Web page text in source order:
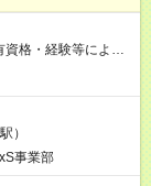
資格・経験等により
実務者研修取得／
ディネー／月収
本採用時と同じで
）
事業部